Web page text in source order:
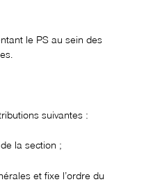
le PS au sein des
suivantes :
la section ;
et fixe l’ordre du